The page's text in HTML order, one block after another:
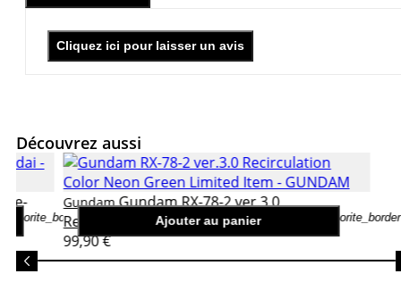
Cliquez ici pour laisser un avis
Découvrez aussi
favorite_border Ajouter au panier favorite_border
GundamGundam RX-78-2 ver.3.0
Recirculation Color Neon Green Limited Item
99,90 €